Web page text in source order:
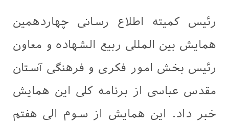
رئيس كميته اطلاع رسانی چهاردهمين
همایش بين المللی ربيع الشهاده و معاون
رئيس بخش امور فكری و فرهنگی آستان
مقدس عباسی از برنامه کلی این همایش
خبر داد. این همایش از سوم الی هفتم